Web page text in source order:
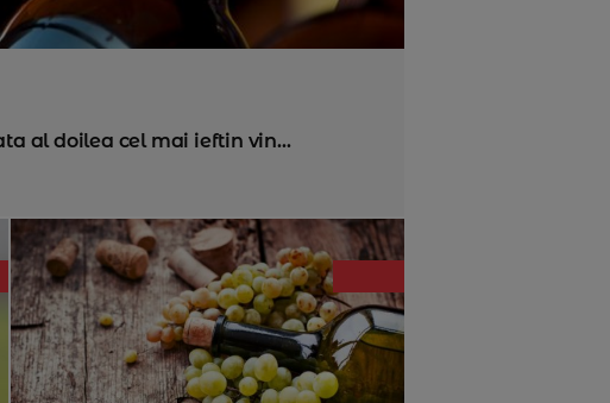
al doilea cel mai ieftin vin...